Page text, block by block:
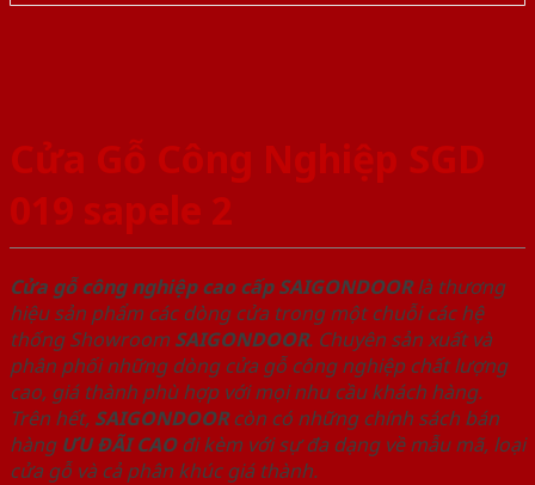
Cửa Gỗ Công Nghiệp SGD
019 sapele 2
Cửa gỗ công nghiệp cao cấp SAIGONDOORlà thương
hiệu sản phẩm các dòng cửa trong một chuỗi các hệ
thống Showroom SAIGONDOOR. Chuyên sản xuất và
phân phối những dòng cửa gỗ công nghiệp chất lượng
cao, giá thành phù hợp với mọi nhu cầu khách hàng.
Trên hết, SAIGONDOORcòn có những chính sách bán
hàng ƯU ĐÃI CAOđi kèm với sự đa dạng về mẫu mã, loại
cửa gỗ và cả phân khúc giá thành.